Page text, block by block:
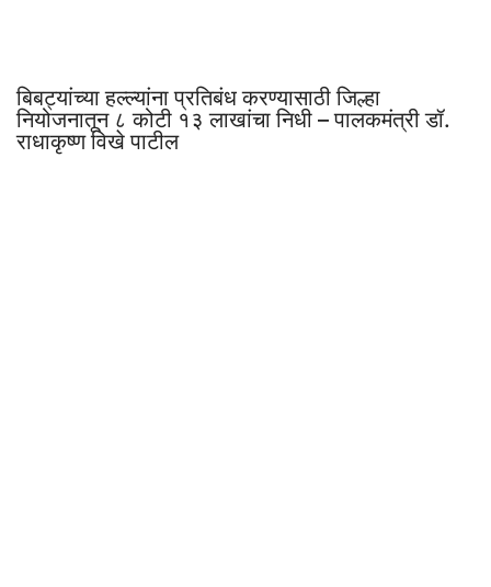
बिबट्यांच्या हल्ल्यांना प्रतिबंध करण्यासाठी जिल्हा
नियोजनातून ८ कोटी १३ लाखांचा निधी – पालकमंत्री डॉ.
राधाकृष्ण विखे पाटील